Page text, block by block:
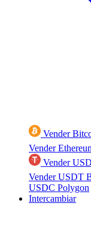
Vender
Vender
Vender
Vender USDT
USDC Polygon
Intercambiar